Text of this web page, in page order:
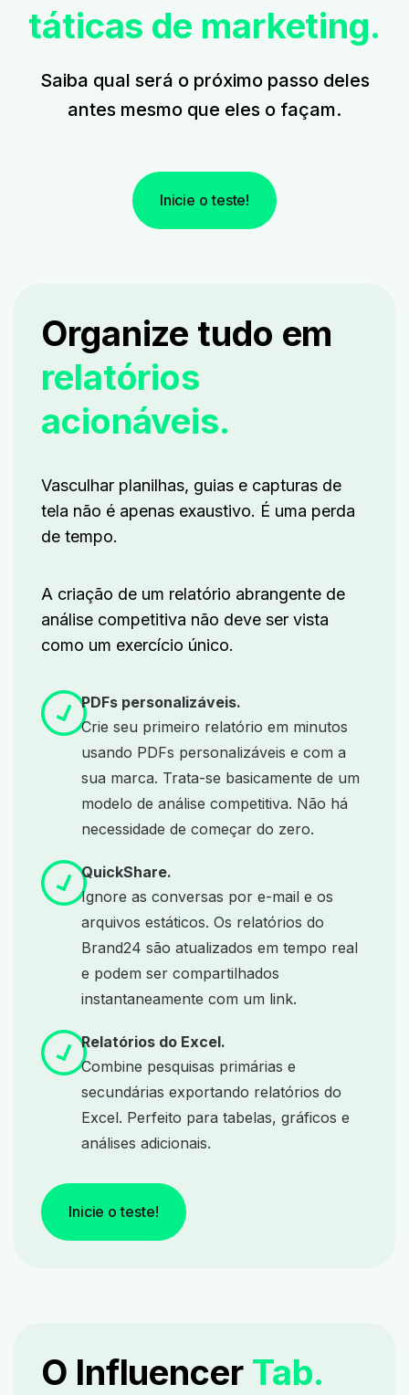
táticas de marketing.
Saiba qual será o próximo passo deles
antes mesmo que eles o façam.
Inicie o teste!
Organize tudo em
relatórios
acionáveis.
Vasculhar planilhas, guias e capturas de
tela não é apenas exaustivo. É uma perda
de tempo.
A criação de um relatório abrangente de
análise competitiva não deve ser vista
como um exercício único.
PDFs personalizáveis.
Crie seu primeiro relatório em minutos
usando PDFs personalizáveis e com a
sua marca. Trata-se basicamente de um
modelo de análise competitiva. Não há
necessidade de começar do zero.
QuickShare.
Ignore as conversas por e-mail e os
arquivos estáticos. Os relatórios do
Brand24 são atualizados em tempo real
e podem ser compartilhados
instantaneamente com um link.
Relatórios do Excel.
Combine pesquisas primárias e
secundárias exportando relatórios do
Excel. Perfeito para tabelas, gráficos e
análises adicionais.
Inicie o teste!
O Influencer Tab.